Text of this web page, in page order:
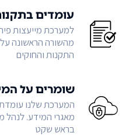
עומדים
למערכת מייעצות
מהשורה הראשונה
התקנות והחוקים
שומרים על
המערכת שלנו
מאגרי המידע. לנהל
בראש שקט